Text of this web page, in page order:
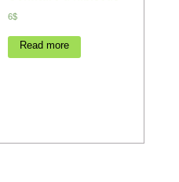
6$
Read more